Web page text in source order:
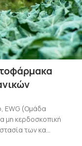
EWG (Ομάδα
μη κερδοσκοπική
των κα...